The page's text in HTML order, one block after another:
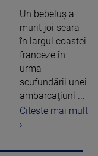
Un bebeluş a
murit joi seara
în largul coastei
franceze în
urma
scufundării unei
ambarcaţiuni ...
Citeste mai mult
›